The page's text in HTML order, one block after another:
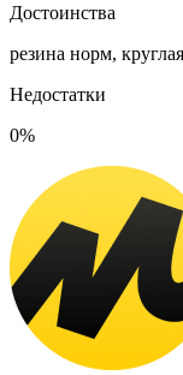
Достоинства
резина норм,
Недостатки
0%